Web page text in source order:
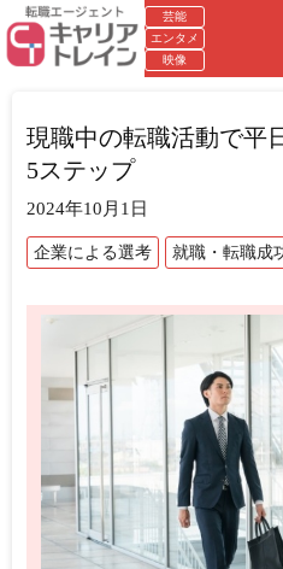
芸能
エンタメ
映像
現職中の転職活動で平
5ステップ
2024年10月1日
企業による選考 就職・転職成